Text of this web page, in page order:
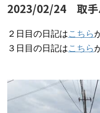
2023/02/24 取手
２日目の日記はこちら
３日目の日記はこちら